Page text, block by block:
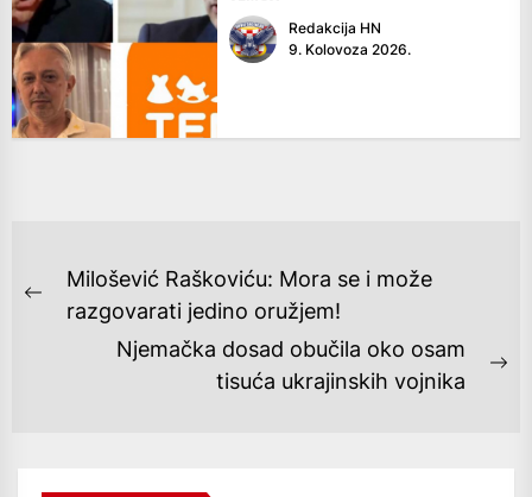
Redakcija HN
9. Kolovoza 2026.
NAVIGACIJA
OBJAVA
Previous
Milošević Raškoviću: Mora se i može
razgovarati jedino oružjem!
Njemačka dosad obučila oko osam
tisuća ukrajinskih vojnika